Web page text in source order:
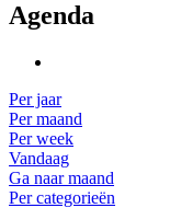
Agenda
Per jaar
Per maand
Per week
Vandaag
Ga naar maand
Per categorieën